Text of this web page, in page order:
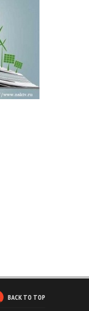
BACK TO TOP